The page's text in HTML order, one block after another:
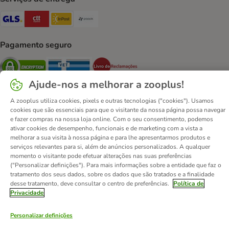
GLS Shipping Method
CTTExpress Shipping Method
InPost Shipping Method
Pagamento seguro
Security Security
Contactos Custos de envio
Aviso legal
Condições gerais de utilização
Formulário de retratação
Métodos de pagamento
Quem somos DSA
Emprego
Política de privacidade
Website Corporativo
Declaração de acessibilidade
Ajude-nos a melhorar a zooplus!
A zooplus utiliza cookies, pixels e outras tecnologias ("cookies"). Usamos
cookies que são essenciais para que o visitante da nossa página possa navegar
e fazer compras na nossa loja online. Com o seu consentimento, podemos
ativar cookies de desempenho, funcionais e de marketing com a vista a
melhorar a sua visita à nossa página e para lhe apresentarmos produtos e
serviços relevantes para si, além de anúncios personalizados. A qualquer
momento o visitante pode efetuar alterações nas suas preferências
("Personalizar definições"). Para mais informações sobre a entidade que faz o
tratamento dos seus dados, sobre os dados que são tratados e a finalidade
desse tratamento, deve consultar o centro de preferências.
Política de
Privacidade
Personalizar definições